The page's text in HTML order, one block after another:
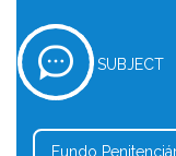
SUBJECT
Fundo